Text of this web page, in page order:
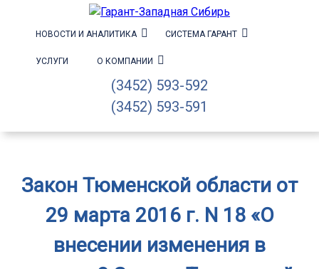
НОВОСТИ И АНАЛИТИКА СИСТЕМА ГАРАНТ
УСЛУГИ О КОМПАНИИ
(3452) 593-592
(3452) 593-591
Закон Тюменской области от
29 марта 2016 г. N 18 «О
внесении изменения в